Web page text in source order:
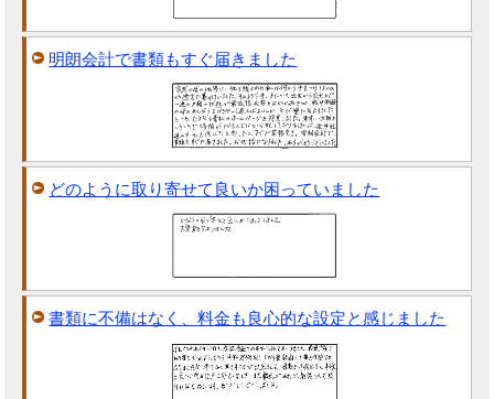
明朗会計で書類もすぐ届きました
どのように取り寄せて良いか困っていました
書類に不備はなく、料金も良心的な設定と感じました